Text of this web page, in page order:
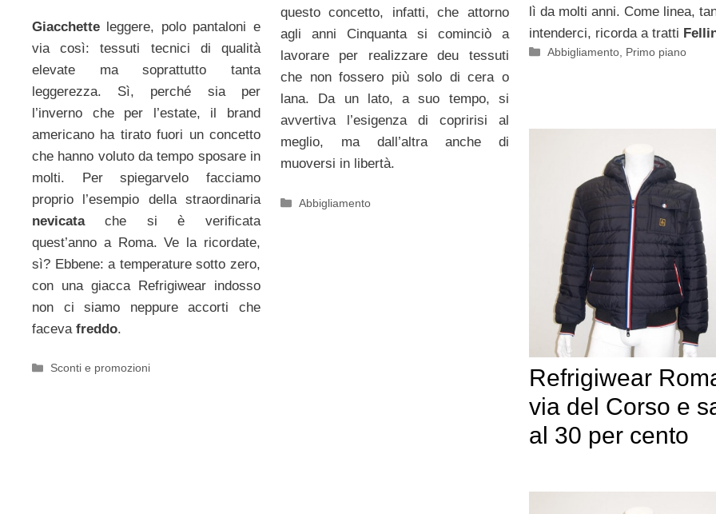
lì da molti anni. Come linea,
intenderci, ricorda a tratti
Categorie
Abbigliamento Primo piano
Giacchette leggere, polo pantaloni e
via così: tessuti tecnici di qualità
elevate ma soprattutto tanta
leggerezza. Sì, perché sia per
l’inverno che per l’estate, il brand
americano ha tirato fuori un concetto
che hanno voluto da tempo sposare in
molti. Per spiegarvelo facciamo
proprio l’esempio della straordinaria
nevicatache si è verificata
quest’anno a Roma. Ve la ricordate,
sì? Ebbene: a temperature sotto zero,
con una giacca Refrigiwear indosso
non ci siamo neppure accorti che
faceva freddo.
Categorie
Sconti e promozioni
questo concetto, infatti, che attorno
agli anni Cinquanta si cominciò a
lavorare per realizzare deu tessuti
che non fossero più solo di cera o
lana. Da un lato, a suo tempo, si
avvertiva l’esigenza di copririsi al
meglio, ma dall’altra anche di
muoversi in libertà.
Categorie
Abbigliamento
Refrigiwear
via del Corso e
al 30 per cento